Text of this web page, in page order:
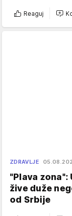
Reaguj
ZDRAVLJE
"Plava
žive duže
od Srbije